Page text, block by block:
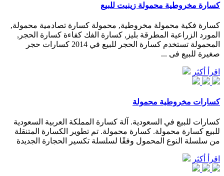
كسارة مخروطية محمولة زينيت للبيع
كسارة فكية محمولة مخروطية, محمولة كسارة تصادمية محمولة,
المورد الزراعية المطرقة بليز, كسارة الفك كفاءة كسارة الحجر,
المحمولة تستخدم كسارة الحجر للبيع في 2014 كسارات حجر
صغيرة للبيع فى ...
اقرأ أكثر
كسارات مخروطية محمولة
كسارات للبيع في السعودية. آلة كسارة المملكة العربية السعودية
للبيع كسارة محمولة. كسارة محمولة. تم تطوير الكسارة المتنقلة
من سلسلة النوع المحمول وفقًا لسلسلة تكسير الحجارة الجديدة
اقرأ أكثر